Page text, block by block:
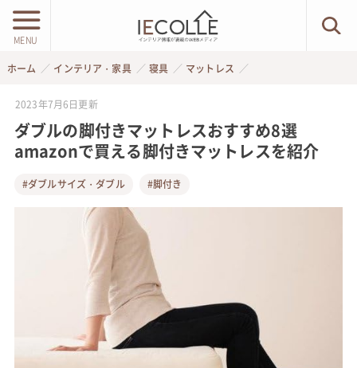
MENU
ホーム インテリア・家具 寝具 マットレス
2023年7月6日更新
ダブルの脚付きマットレスおすすめ8選
amazonで買える脚付きマットレスを紹介
#ダブルサイズ・ダブル #脚付き